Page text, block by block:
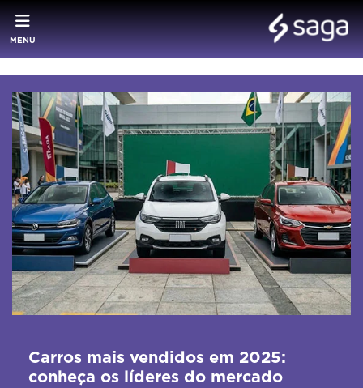
MENU
Carros mais vendidos em 2025:
conheça os líderes do mercado